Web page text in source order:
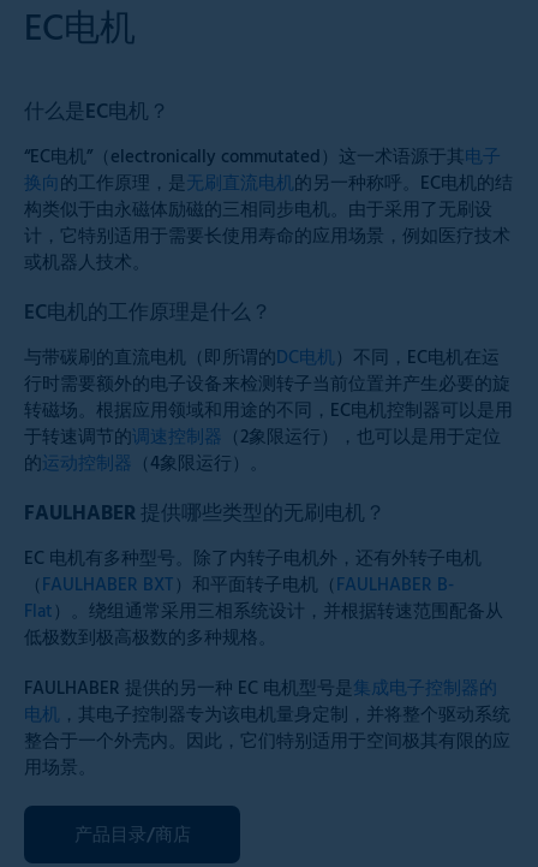
EC电机
什么是EC电机？
“EC电机”（electronically commutated）这一术语源于其电子
换向的工作原理，是无刷直流电机的另一种称呼。EC电机的结
构类似于由永磁体励磁的三相同步电机。由于采用了无刷设
计，它特别适用于需要长使用寿命的应用场景，例如医疗技术
或机器人技术。
EC电机的工作原理是什么？
与带碳刷的直流电机（即所谓的DC电机）不同，EC电机在运
行时需要额外的电子设备来检测转子当前位置并产生必要的旋
转磁场。根据应用领域和用途的不同，EC电机控制器可以是用
于转速调节的调速控制器 （2象限运行），也可以是用于定位
的运动控制器 （4象限运行）。
FAULHABER提供哪些类型的无刷电机？
EC 电机有多种型号。除了内转子电机外，还有外转子电机
（FAULHABER BXT）和平面转子电机（FAULHABER B-
Flat）。绕组通常采用三相系统设计，并根据转速范围配备从
低极数到极高极数的多种规格。
FAULHABER 提供的另一种 EC 电机型号是集成电子控制器的
电机 ，其电子控制器专为该电机量身定制，并将整个驱动系统
整合于一个外壳内。因此，它们特别适用于空间极其有限的应
用场景。
产品目录/商店